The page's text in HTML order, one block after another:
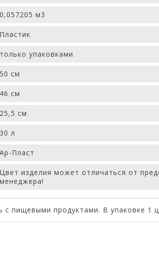
0,057205 м3
Пластик
только упаковками
50 см
46 см
25,5 см
30 л
Ар-Пласт
Цвет изделия может отличаться от
менеджера!
с пищевыми продуктами. В упаковке 1